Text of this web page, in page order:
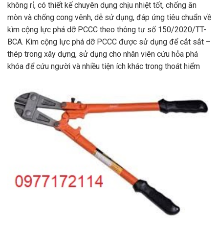
không rỉ, có thiết kế chuyên dụng chịu nhiệt tốt, chống ăn
mòn và chống cong vênh, dễ sử dụng, đáp ứng tiêu chuẩn về
kìm cộng lực phá dỡ PCCC theo thông tư số 150/2020/TT-
BCA. Kìm cộng lực phá dỡ PCCC được sử dụng để cắt sắt –
thép trong xây dựng, sử dụng cho nhân viên cứu hỏa phá
khóa để cứu người và nhiều tiện ích khác trong thoát hiểm